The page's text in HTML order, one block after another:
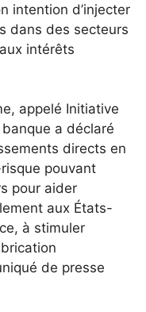
intention d’injecter
dans des secteurs
intérêts
appelé Initiative
a déclaré
directs en
pouvant
pour aider
aux États-
à stimuler
de presse